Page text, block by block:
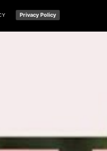
Privacy Policy